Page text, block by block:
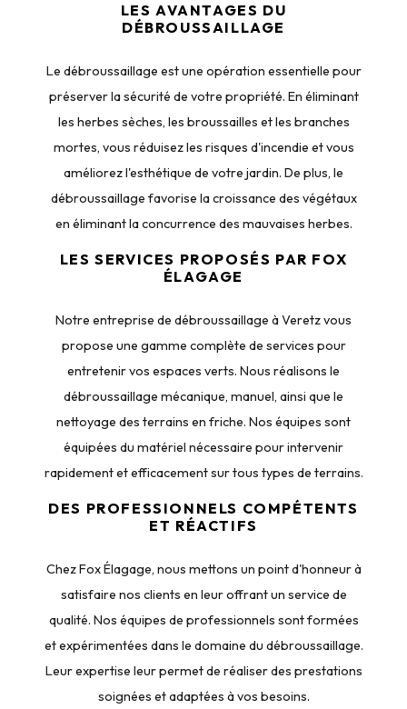
LES AVANTAGES DU
DÉBROUSSAILLAGE
Le débroussaillage est une opération essentielle pour
préserver la sécurité de votre propriété. En éliminant
les herbes sèches, les broussailles et les branches
mortes, vous réduisez les risques d'incendie et vous
améliorez l'esthétique de votre jardin. De plus, le
débroussaillage favorise la croissance des végétaux
en éliminant la concurrence des mauvaises herbes.
LES SERVICES PROPOSÉS PAR FOX
ÉLAGAGE
Notre entreprise de débroussaillage à Veretz vous
propose une gamme complète de services pour
entretenir vos espaces verts. Nous réalisons le
débroussaillage mécanique, manuel, ainsi que le
nettoyage des terrains en friche. Nos équipes sont
équipées du matériel nécessaire pour intervenir
rapidement et efficacement sur tous types de terrains.
DES PROFESSIONNELS COMPÉTENTS
ET RÉACTIFS
Chez Fox Élagage, nous mettons un point d'honneur à
satisfaire nos clients en leur offrant un service de
qualité. Nos équipes de professionnels sont formées
et expérimentées dans le domaine du débroussaillage.
Leur expertise leur permet de réaliser des prestations
soignées et adaptées à vos besoins.